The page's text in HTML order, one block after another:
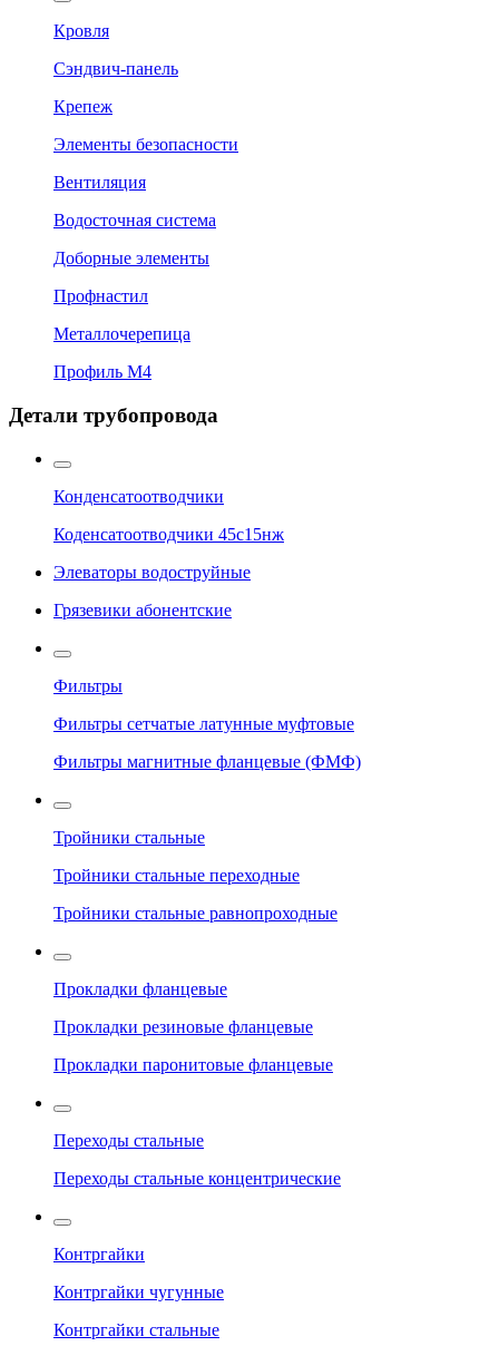
Кровля
Сэндвич-панель
Крепеж
Элементы безопасности
Вентиляция
Водосточная система
Доборные элементы
Профнастил
Металлочерепица
Профиль М4
Детали трубопровода
Конденсатоотводчики
Коденсатоотводчики 45с15нж
Элеваторы водоструйные
Грязевики абонентские
Фильтры
Фильтры сетчатые латунные муфтовые
Фильтры магнитные фланцевые (ФМФ)
Тройники стальные
Тройники стальные переходные
Тройники стальные равнопроходные
Прокладки фланцевые
Прокладки резиновые фланцевые
Прокладки паронитовые фланцевые
Переходы стальные
Переходы стальные концентрические
Контргайки
Контргайки чугунные
Контргайки стальные